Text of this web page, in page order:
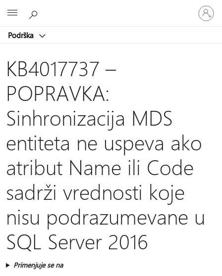
Podrška
Prijavite
se
na
KB4017737 –
POPRAVKA:
Sinhronizacija MDS
entiteta ne uspeva ako
atribut Name ili Code
sadrži vrednosti koje
nisu podrazumevane u
SQL Server 2016
Primenjuje se na